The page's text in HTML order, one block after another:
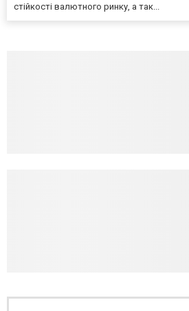
стійкості валютного ринку, а так...